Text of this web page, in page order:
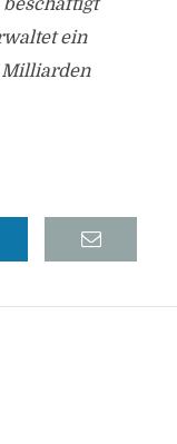
ein
Milliarden